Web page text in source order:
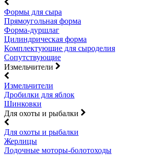
Формы для сыра
Прямоугольная форма
Форма-дуршлаг
Цилиндрическая форма
Комплектующие для сыроделия
Сопутствующие
Измельчители
Измельчители
Дробилки для яблок
Шинковки
Для охоты и рыбалки
Для охоты и рыбалки
Жерлицы
Лодочные моторы-болотоходы